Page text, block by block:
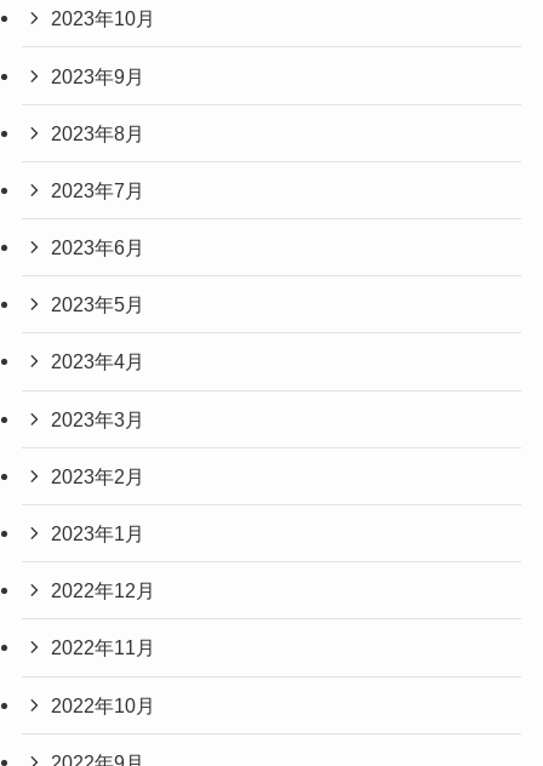
2023年10月
2023年9月
2023年8月
2023年7月
2023年6月
2023年5月
2023年4月
2023年3月
2023年2月
2023年1月
2022年12月
2022年11月
2022年10月